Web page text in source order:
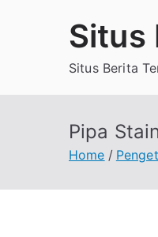
Situs
Situs Berita
Pipa
Home